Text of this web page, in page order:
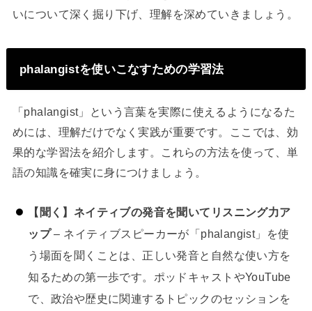
いについて深く掘り下げ、理解を深めていきましょう。
phalangistを使いこなすための学習法
「phalangist」という言葉を実際に使えるようになるた
めには、理解だけでなく実践が重要です。ここでは、効
果的な学習法を紹介します。これらの方法を使って、単
語の知識を確実に身につけましょう。
【聞く】ネイティブの発音を聞いてリスニング力ア
ップ– ネイティブスピーカーが「phalangist」を使
う場面を聞くことは、正しい発音と自然な使い方を
知るための第一歩です。ポッドキャストやYouTube
で、政治や歴史に関連するトピックのセッションを